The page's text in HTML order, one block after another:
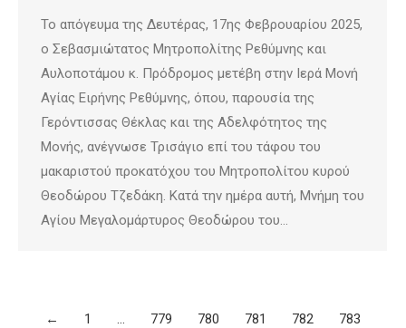
Το απόγευμα της Δευτέρας, 17ης Φεβρουαρίου 2025,
ο Σεβασμιώτατος Μητροπολίτης Ρεθύμνης και
Αυλοποτάμου κ. Πρόδρομος μετέβη στην Ιερά Μονή
Αγίας Ειρήνης Ρεθύμνης, όπου, παρουσία της
Γερόντισσας Θέκλας και της Αδελφότητος της
Μονής, ανέγνωσε Τρισάγιο επί του τάφου του
μακαριστού προκατόχου του Μητροπολίτου κυρού
Θεοδώρου Τζεδάκη. Κατά την ημέρα αυτή, Μνήμη του
Αγίου Μεγαλομάρτυρος Θεοδώρου του…
← 1 779 780 781 782
783